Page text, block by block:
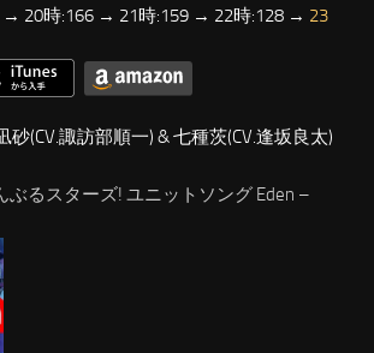
→ 20時:166 → 21時:159 → 22時:128 → 23
砂(CV.諏訪部順一) & 七種茨(CV.逢坂良太)
ぶるスターズ! ユニットソング Eden –